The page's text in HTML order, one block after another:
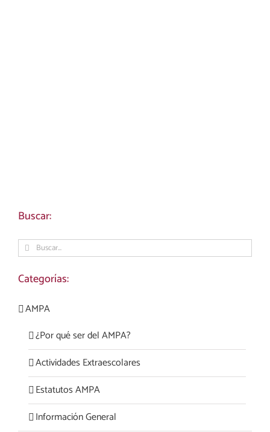
Buscar:
Buscar:
Categorías:
AMPA
¿Por qué ser del AMPA?
Actividades Extraescolares
Estatutos AMPA
Información General